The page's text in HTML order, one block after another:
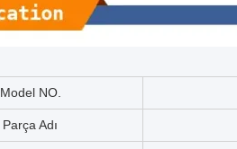
Model NO.
Parça Adı